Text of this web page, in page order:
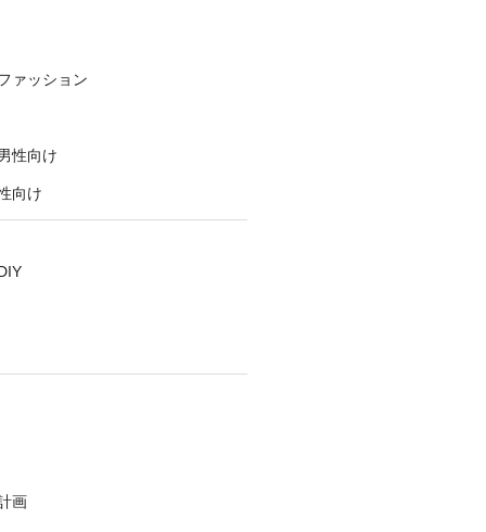
ァッション
性向け
向け
画